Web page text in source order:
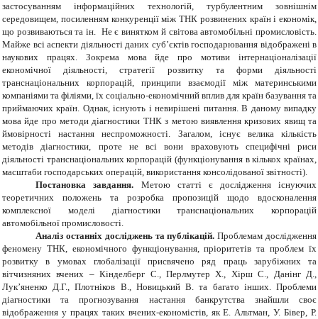
застосуванням інформаційних технологій, турбулентним зовнішнім
середовищем, посиленням конкуренції між ТНК розвинених країн і економік,
що розвиваються та ін. Не є винятком й світова автомобільні промисловість.
Майже всі аспекти діяльності даних суб’єктів господарювання відображені в
наукових працях. Зокрема мова йде про мотиви інтернаціоналізації
економічної діяльності, стратегії розвитку та форми діяльності
транснаціональних корпорацій, принципи взаємодії між материнськими
компаніями та філіями, їх соціально-економічний вплив для країн базування та
приймаючих країн. Однак, існують і невирішені питання. В даному випадку
мова йде про методи діагностики ТНК з метою виявлення кризових явищ та
ймовірності настання неспроможності. Загалом, існує велика кількість
методів діагностики, проте не всі вони враховують специфічні риси
діяльності транснаціональних корпорацій (функціонування в кількох країнах,
масштаби господарських операцій, використання консолідованої звітності).
Постановка завдання. Метою статті є дослідження існуючих
теоретичних положень та розробка пропозицій щодо вдосконалення
комплексної моделі діагностики транснаціональних корпорацій
автомобільної промисловості.
Аналіз останніх досліджень та публікацій.Проблемам дослідження
феномену ТНК, економічного функціонування, пріоритетів та проблем їх
розвитку в умовах глобалізації присвячено ряд праць зарубіжних та
вітчизняних вчених – Кінделберг С., Перлмутер Х., Хірш С., Данінг Д.,
Лук’яненко Д.Г., Плотніков В., Новицький В. та багато інших. Проблеми
діагностики та прогнозування настання банкрутства знайшли своє
відображення у працях таких вчених-економістів,як Е. Альтман, У. Бівер, Р.